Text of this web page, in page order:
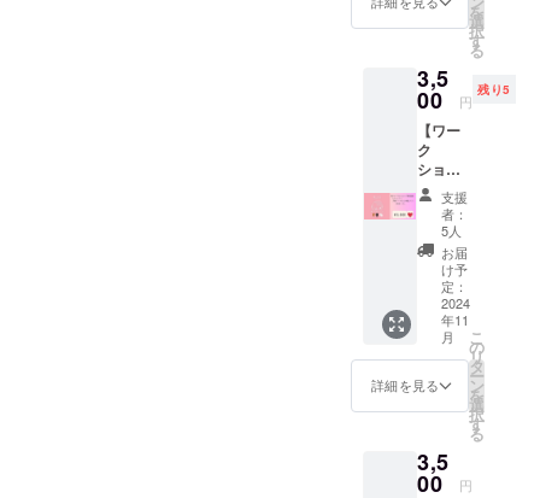
力頂け
ますよ
うお願
いいた
しま
す。 日
程は以
下の通
りで
す。 な
お、交
通費は
自己負
担とな
りま
す。 あ
らかじ
ーー農
作業 ＋
生以下
のお子
加費が
無料で
す。 ・
ご参加
される
大人(中
校生以
上)の方
の人数
分をお
求め下
さい。
※参加人
数把握
の為、
備考欄
に小学
加人数
と年齢
を
選
択
す
る
3,5
00 円
残り5
【ワー
ク
ショッ
プ参加
券 －B
コー
スー】
▼リ
ターン
内容 ◎
月桃
リース
＆しめ
縄づく
り ーー
月桃
＆しめ
縄づく
支援
者：
5人
お届
け予
定：
2024
年11
月
詳細を見る
こ
の
リ
タ
ー
ン
を
選
択
す
る
3,5
00 円